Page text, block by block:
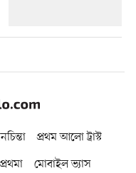
প্রথম আলো ট্রাস্ট
প্রথমা মোবাইল ভ্যাস